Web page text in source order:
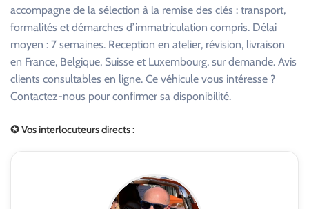
accompagne de la sélection à la remise des clés : transport,
formalités et démarches d’immatriculation compris. Délai
moyen : 7 semaines. Reception en atelier, révision, livraison
en France, Belgique, Suisse et Luxembourg, sur demande. Avis
clients consultables en ligne. Ce véhicule vous intéresse ?
Contactez-nous pour confirmer sa disponibilité.
✪ Vos interlocuteurs directs :